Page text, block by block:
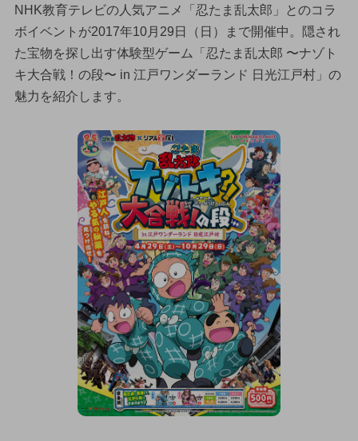
NHK教育テレビの人気アニメ「忍たま乱太郎」とのコラ
ボイベントが2017年10月29日（日）まで開催中。隠され
た宝物を探し出す体験型ゲーム「忍たま乱太郎 〜ナゾト
キ大合戦！の段〜 in 江戸ワンダーランド 日光江戸村」の
魅力を紹介します。